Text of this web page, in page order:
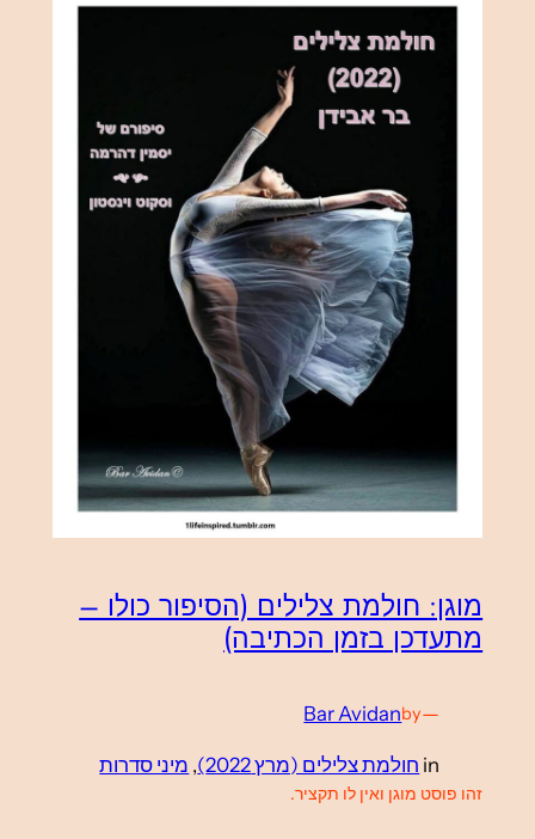
מוגן: חולמת צלילים (הסיפור כולו –
מתעדכן בזמן הכתיבה)
—
by
Bar Avidan
in חולמת צלילים (מרץ 2022) , מיני סדרות
זהו פוסט מוגן ואין לו תקציר.